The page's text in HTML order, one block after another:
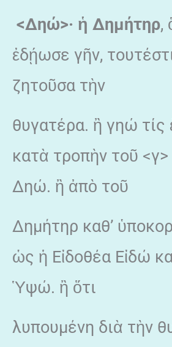
<Δηώ>· ἡ Δημήτηρ,
ἐδῄωσε γῆν,
ζητοῦσα τὴν
θυγατέρα. ἢ γηώ τίς
κατὰ τροπὴν τοῦ <γ>
Δηώ. ἢ ἀπὸ τοῦ
Δημήτηρ καθ’
ὡς ἡ Εἰδοθέα Εἰδώ
Ὑψώ. ἢ ὅτι
λυπουμένη διὰ τὴν